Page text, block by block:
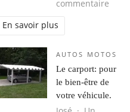
commentaire
En savoir plus
AUTOS MOTOS
Le carport: pour
le bien-être de
votre véhicule.